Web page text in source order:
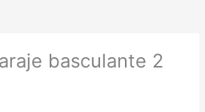
basculante 2